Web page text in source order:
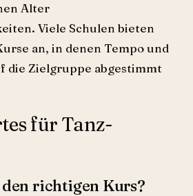
Alter
Viele Schulen bieten
an, in denen Tempo und
die Zielgruppe abgestimmt
für Tanz-
richtigen Kurs?